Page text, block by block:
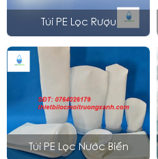
Túi PE Lọc Rượu
Túi PE Lọc Nước Biển